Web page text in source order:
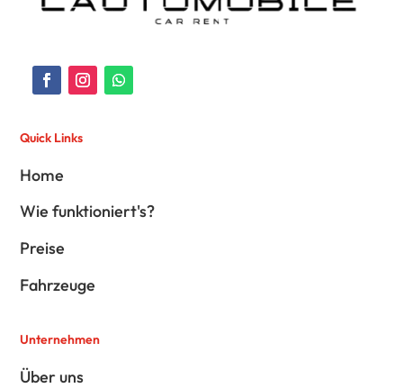
Quick Links
Home
Wie funktioniert's?
Preise
Fahrzeuge
Unternehmen
Über uns